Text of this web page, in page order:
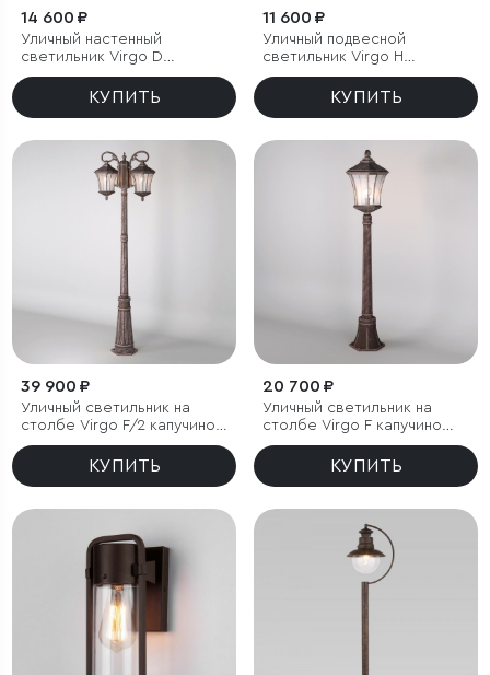
14 600 ₽
Уличный настенный
светильник Virgo D
капучино IP44
КУПИТЬ
11 600 ₽
Уличный подвесной
светильник Virgo H
капучино IP44
КУПИТЬ
39 900 ₽
Уличный светильник на
столбе Virgo F/2 капучино
IP44
КУПИТЬ
20 700 ₽
Уличный светильник на
столбе Virgo F капучино
IP44
КУПИТЬ